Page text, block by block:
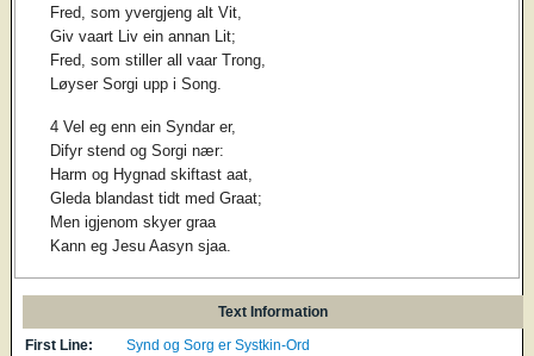
Fred, som yvergjeng alt Vit,
Giv vaart Liv ein annan Lit;
Fred, som stiller all vaar Trong,
Løyser Sorgi upp i Song.
4 Vel eg enn ein Syndar er,
Difyr stend og Sorgi nær:
Harm og Hygnad skiftast aat,
Gleda blandast tidt med Graat;
Men igjenom skyer graa
Kann eg Jesu Aasyn sjaa.
Text Information
First Line:
Synd og Sorg er Systkin-Ord